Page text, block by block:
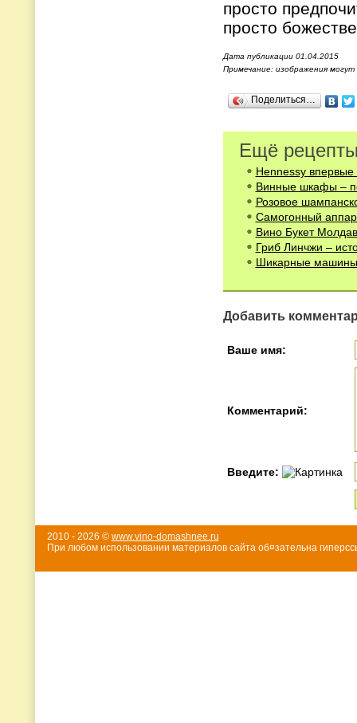
просто
просто
Дата публикации 01.04.2015
Примечание: изображения
Поделиться…
Ещё
Hennessy впервые
Винные шкафы –
Розовое
Самогонный
Вино Букет
Гриб Линчжи –
Шикарные машины
Добавить
Ваше имя:
Комментарий:
Введите:
2010 - 2026 © www.vino-domashnee.ru
При любом использовании материалов сайта об¤зательна